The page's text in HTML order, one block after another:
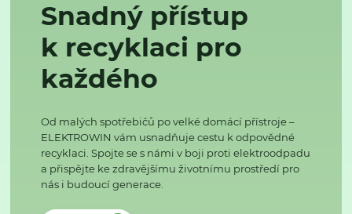
Snadný přístup
k recyklaci pro
každého
Od malých spotřebičů po velké domácí přístroje –
ELEKTROWIN vám usnadňuje cestu k odpovědné
recyklaci. Spojte se s námi v boji proti elektroodpadu
a přispějte ke zdravějšímu životnímu prostředí pro
nás i budoucí generace.